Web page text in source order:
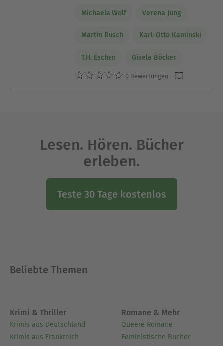
Michaela Wolf Verena Jung
Martin Rüsch Karl-Otto Kaminski
T.H. Eschen Gisela Böcker
0 Bewertungen
Lesen. Hören. Bücher
erleben.
Teste 30 Tage kostenlos
Beliebte Themen
Krimi & Thriller
Krimis aus Deutschland
Krimis aus Frankreich
Romane & Mehr
Queere Romane
Feministische Bücher